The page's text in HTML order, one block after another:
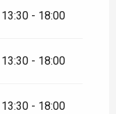
13:30 - 18:00
13:30 - 18:00
13:30 - 18:00